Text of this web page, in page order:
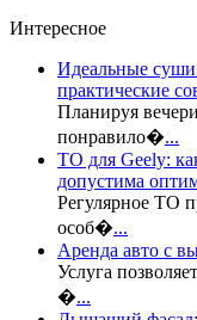
Интересное
Идеальные суши
практические
Планируя
понравило�...
ТО для Geely:
допустима
Регулярное ТО
особ�...
Аренда авто с
Услуга
�...